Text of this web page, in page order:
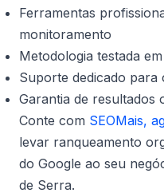
Ferramentas
monitoramento
Metodologia testada
Suporte dedicado para
Garantia de resultados
Conte com SEOMais,
levar ranqueamento
do Google ao seu
de Serra.